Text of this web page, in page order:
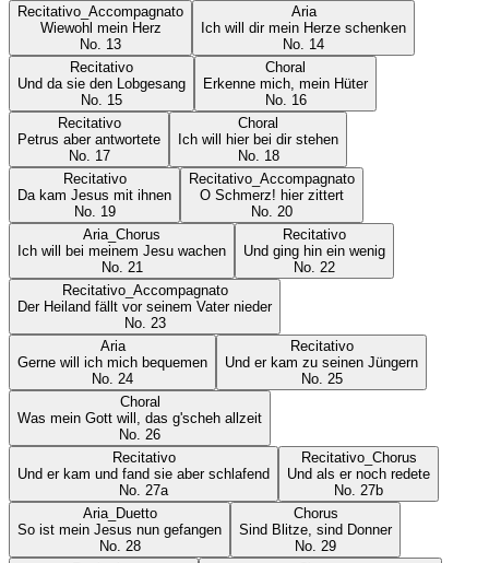
Recitativo_Accompagnato
Wiewohl mein Herz
No. 13
Aria
Ich will dir mein Herze schenken
No. 14
Recitativo
Und da sie den Lobgesang
No. 15
Choral
Erkenne mich, mein Hüter
No. 16
Recitativo
Petrus aber antwortete
No. 17
Choral
Ich will hier bei dir stehen
No. 18
Recitativo
Da kam Jesus mit ihnen
No. 19
Recitativo_Accompagnato
O Schmerz! hier zittert
No. 20
Aria_Chorus
Ich will bei meinem Jesu wachen
No. 21
Recitativo
Und ging hin ein wenig
No. 22
Recitativo_Accompagnato
Der Heiland fällt vor seinem Vater nieder
No. 23
Aria
Gerne will ich mich bequemen
No. 24
Recitativo
Und er kam zu seinen Jüngern
No. 25
Choral
Was mein Gott will, das g'scheh allzeit
No. 26
Recitativo
Und er kam und fand sie aber schlafend
No. 27a
Recitativo_Chorus
Und als er noch redete
No. 27b
Aria_Duetto
So ist mein Jesus nun gefangen
No. 28
Chorus
Sind Blitze, sind Donner
No. 29